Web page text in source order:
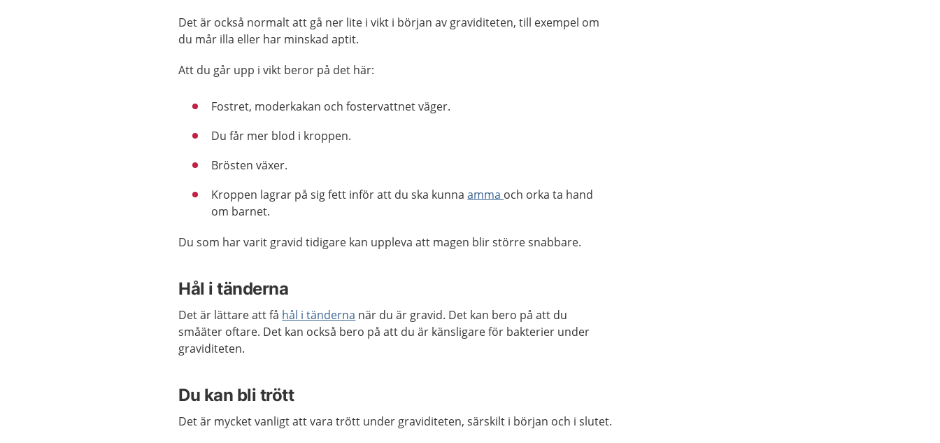
Det är också normalt att gå ner lite i vikt i början av graviditeten, till exempel om
du mår illa eller har minskad aptit.
Att du går upp i vikt beror på det här:
Fostret, moderkakan och fostervattnet väger.
Du får mer blod i kroppen.
Brösten växer.
Kroppen lagrar på sig fett inför att du ska kunnaamma och orka ta hand
om barnet.
Du som har varit gravid tidigare kan uppleva att magen blir större snabbare.
Hål i tänderna
Det är lättare att få hål i tänderna när du är gravid. Det kan bero på att du
småäter oftare. Det kan också bero på att du är känsligare för bakterier under
graviditeten.
Du kan bli trött
Det är mycket vanligt att vara trött under graviditeten, särskilt i början och i slutet.